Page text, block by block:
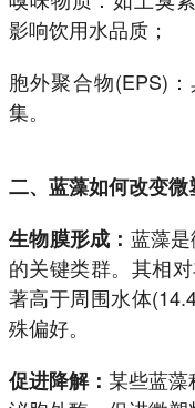
影响饮用水品质；
胞外聚合物(EPS)
集。
二、蓝藻如何改变
生物膜形成： 蓝藻
的关键类群。其相
著高于周围水体
殊偏好。
促进降解： 某些蓝藻